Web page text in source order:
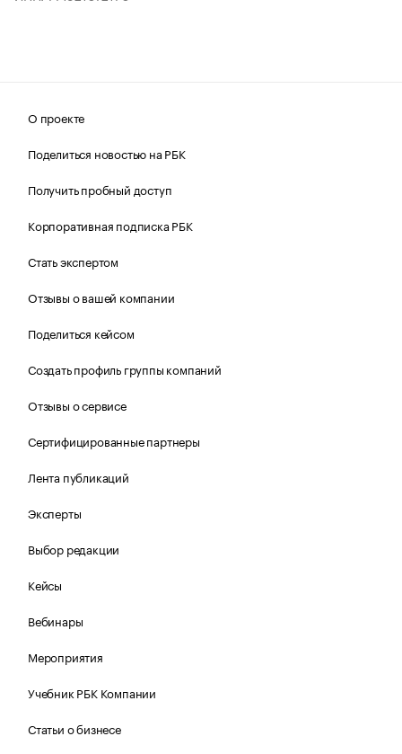
О проекте
Поделиться новостью на РБК
Получить пробный доступ
Корпоративная подписка РБК
Стать экспертом
Отзывы о вашей компании
Поделиться кейсом
Создать профиль группы компаний
Отзывы о сервисе
Сертифицированные партнеры
Лента публикаций
Эксперты
Выбор редакции
Кейсы
Вебинары
Мероприятия
Учебник РБК Компании
Статьи о бизнесе